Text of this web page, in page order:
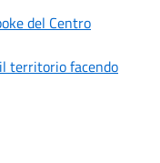
del Centro
territorio facendo